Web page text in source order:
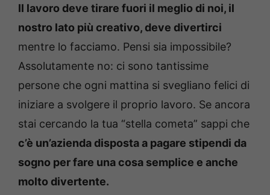
Il lavoro deve tirare fuori il meglio di noi, il
nostro lato più creativo, deve divertirci
mentre lo facciamo. Pensi sia impossibile?
Assolutamente no: ci sono tantissime
persone che ogni mattina si svegliano felici di
iniziare a svolgere il proprio lavoro. Se ancora
stai cercando la tua “stella cometa” sappi che
c’è un’azienda disposta a pagare stipendi da
sogno per fare una cosa semplice e anche
molto divertente.